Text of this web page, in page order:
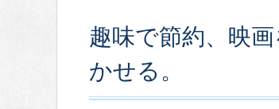
趣味で節約、映
かせる。